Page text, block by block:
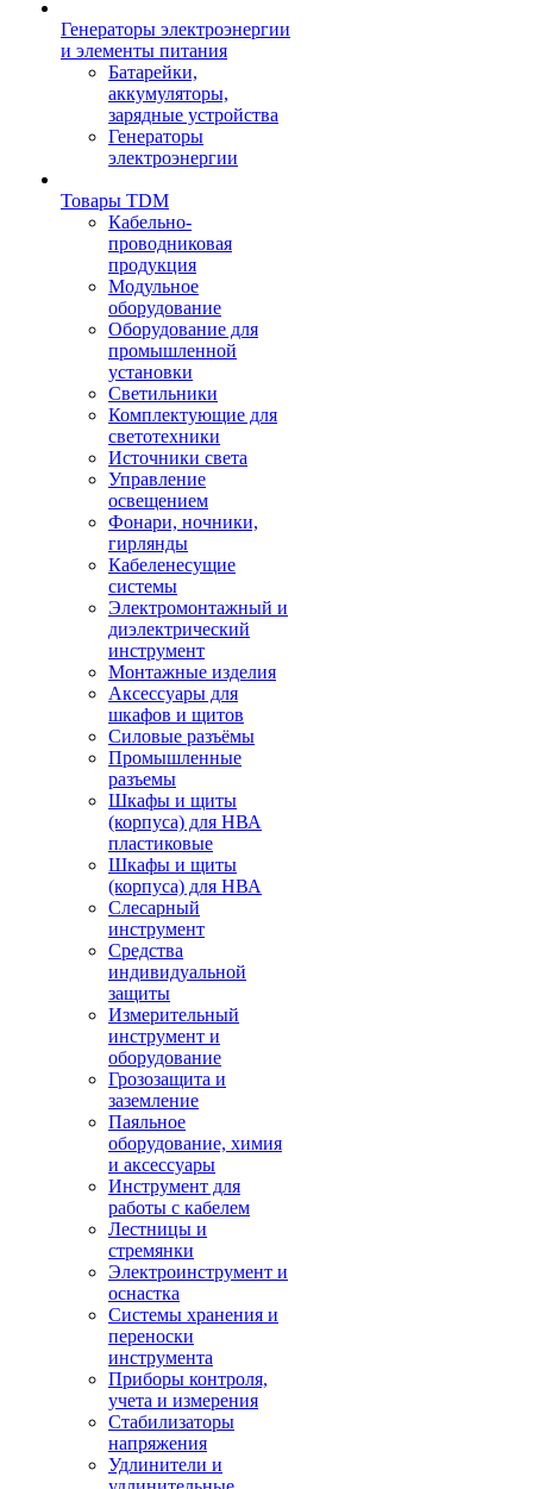
Генераторы электроэнергии
и элементы питания
Батарейки,
аккумуляторы,
зарядные устройства
Генераторы
электроэнергии
Товары TDM
Кабельно-
проводниковая
продукция
Модульное
оборудование
Оборудование для
промышленной
установки
Светильники
Комплектующие для
светотехники
Источники света
Управление
освещением
Фонари, ночники,
гирлянды
Кабеленесущие
системы
Электромонтажный и
диэлектрический
инструмент
Монтажные изделия
Аксессуары для
шкафов и щитов
Силовые разъёмы
Промышленные
разъемы
Шкафы и щиты
(корпуса) для НВА
пластиковые
Шкафы и щиты
(корпуса) для НВА
Слесарный
инструмент
Средства
индивидуальной
защиты
Измерительный
инструмент и
оборудование
Грозозащита и
заземление
Паяльное
оборудование, химия
и аксессуары
Инструмент для
работы с кабелем
Лестницы и
стремянки
Электроинструмент и
оснастка
Системы хранения и
переноски
инструмента
Приборы контроля,
учета и измерения
Стабилизаторы
напряжения
Удлинители и